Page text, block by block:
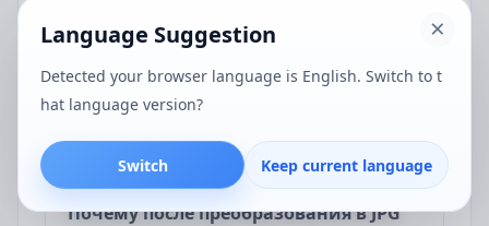
локальную обработку в браузере, поэтому
чтение, конвертация и экспорт выполняются
в основном на текущем устройстве. Это
лучше защищает конфиденциальность
Почему после преобразования в JPG
Language Suggestion
Detected your browser language is English. Switch to t
hat language version?
Switch Keep current language